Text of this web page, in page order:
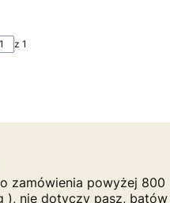
z 1
zamówienia powyżej 800
), nie dotyczy pasz, batów